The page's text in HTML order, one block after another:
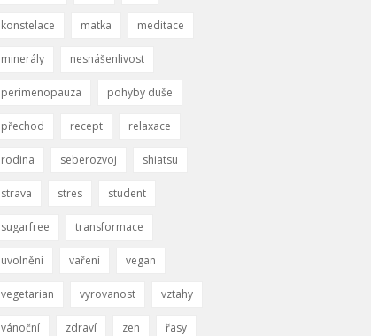
konstelace matka meditace
minerály nesnášenlivost
perimenopauza pohyby duše
přechod recept relaxace
rodina seberozvoj shiatsu
strava stres student
sugarfree transformace
uvolnění vaření vegan
vegetarian vyrovanost vztahy
vánoční zdraví zen řasy